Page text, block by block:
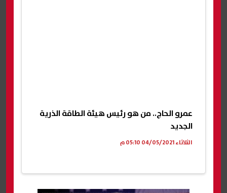
عمرو الحاج.. من هو رئيس هيئة الطاقة الذرية
الجديد
الثلاثاء 04/05/2021 05:10 م